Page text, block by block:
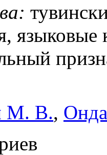
языковые
М. В.,